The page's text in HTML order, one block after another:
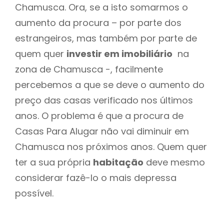
Chamusca. Ora, se a isto somarmos o
aumento da procura – por parte dos
estrangeiros, mas também por parte de
quem quer investir em imobiliário na
zona de Chamusca -, facilmente
percebemos a que se deve o aumento do
preço das casas verificado nos últimos
anos. O problema é que a procura de
Casas Para Alugar não vai diminuir em
Chamusca nos próximos anos. Quem quer
ter a sua própria habitação deve mesmo
considerar fazê-lo o mais depressa
possível.